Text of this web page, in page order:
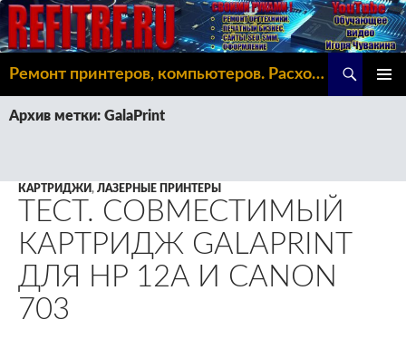
Ремонт принтеров, компьютеров. Расходка, Omoda C5
К
СОДЕРЖИМОМУ
Архив метки: GalaPrint
КАРТРИДЖИ, ЛАЗЕРНЫЕ ПРИНТЕРЫ
ТЕСТ. СОВМЕСТИМЫЙ
КАРТРИДЖ GALAPRINT
ДЛЯ HP 12A И CANON
703